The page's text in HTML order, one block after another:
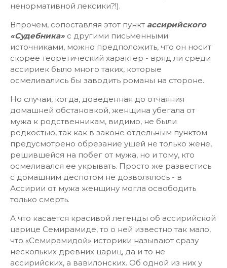
ненормативной лексики?!).
Впрочем, сопоставляя этот пункт ассирийского
«Судебника» с другими письменными
источниками, можно предположить, что он носит
скорее теоретический характер - вряд ли среди
ассириек было много таких, которые
осмеливались бы заводить романы на стороне.
Но случаи, когда, доведенная до отчаяния
домашней обстановкой, женщина убегала от
мужа к родственникам, видимо, не были
редкостью, так как в законе отдельным пунктом
предусмотрено обрезание ушей не только жене,
решившейся на побег от мужа, но и тому, кто
осмеливался ее укрывать. Просто же развестись
с домашним деспотом не дозволялось - в
Ассирии от мужа женщину могла освободить
только смерть.
А что касается красивой легенды об ассирийской
царице Семирамиде, то о ней известно так мало,
что «Семирамидой» историки называют сразу
нескольких древних цариц, да и то не
ассирийских, а вавилонских. Об одной из них у